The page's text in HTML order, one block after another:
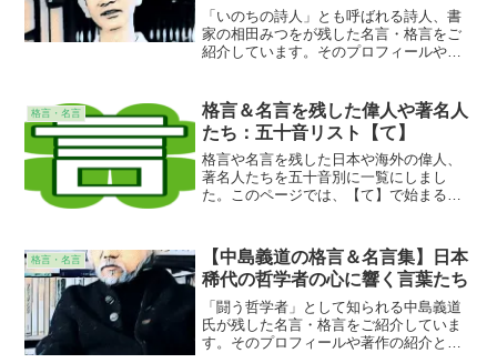
「いのちの詩人」とも呼ばれる詩人、書
家の相田みつをが残した名言・格言をご
紹介しています。そのプロフィールや著
的な意見、感想なども添えていますの
で、より身近に感じて頂けることと思い
ます。
格言・名言
格言＆名言を残した偉人や著名人
たち：五十音リスト【て】
格言や名言を残した日本や海外の偉人、
著名人たちを五十音別に一覧にしまし
た。このページでは、【て】で始まる名
物を見つけて、その心に響く言葉を味わ
ってみてください。ディズニ...
格言・名言
【中島義道の格言＆名言集】日本
稀代の哲学者の心に響く言葉たち
「闘う哲学者」として知られる中島義道
氏が残した名言・格言をご紹介していま
す。そのプロフィールや著作の紹介とと